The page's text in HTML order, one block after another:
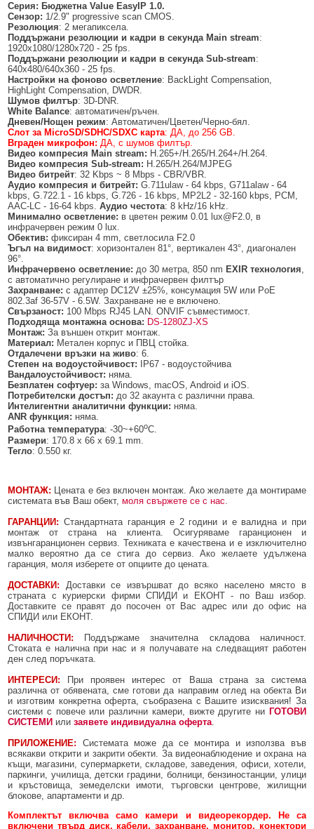
Серия: БюджетнаValue EasyIP1.0.
Сензор: 1/2.9" progressive scan CMOS.
Резолюция: 2 мегапиксела.
Поддържани резолюции и кадри в секунда Main stream:
1920x1080/1280x720 - 25 fps.
Поддържани резолюции и кадри в секундаSub-stream:
640x480/640x360 - 25 fps.
Настройки на фоново осветление: BackLight Compensation,
HighLight Compensation, DWDR.
Шумов филтър: 3D-DNR.
White Balance: автоматичен/ръчен.
Дневен/Нощен режим: Автоматичен/Цветен/Черно-бял.
Слот за MicroSD/SDHC/SDXC карта: ДА, до 256 GB.
Вграден микрофон: ДА, с шумов филтър.
Видео компресия Main stream: H.265+/H.265/H.264+/H.264.
Видео компресияSub-stream: H.265/H.264/MJPEG
Видео битрейт: 32 Kbps ~ 8 Mbps - CBR/VBR.
Аудио компресия и битрейт: G.711ulaw - 64 kbps, G711alaw - 64
kbps, G.722.1 - 16 kbps, G.726 - 16 kbps, MP2L2 - 32-160 kbps, PCM,
AAC-LC - 16-64 kbps.Аудио честота: 8 kHz/16 kHz.
Минимално осветление: в цветен режим 0.01 lux@F2.0, в
инфрачервен режим 0 lux.
Обектив: фиксиран 4 mm, светлосила F2.0
Ъгъл на видимост: хоризонтален 81°, вертикален 43°, диагонален
96°.
Инфрачервено осветление: до 30 метра, 850 nm EXIR технология,
с автоматично регулиране и инфрачервен филтър
Захранване: с адаптер DC12V ±25%, консумация 5W или PoE
802.3af 36-57V - 6.5W. Захранване не е включено.
Свързаност: 100 Mbps RJ45 LAN. ONVIF съвместимост.
Подходяща монтажна основа: DS-1280ZJ-XS
Монтаж: За външен открит монтаж.
Материал: Метален корпус и ПВЦ стойка.
Отдалечени връзки на живо: 6.
Степен на водоустойчивост: IP67 - водоустойчива
Вандалоустойчивост: няма.
Безплатен софтуер:за Windows, macOS, Android и iOS.
Потребителски достъп: до 32 акаунта с различни права.
Интелигентни аналитични функции: няма.
ANR функция: няма.
Работна температура: -30~+60оC.
Размери: 170.8 x 66 x 69.1 mm.
Тегло: 0.550 кг.
МОНТАЖ: Цената e без включен монтаж. Ако желаете да монтираме
системата във Ваш обект,моля свържете се с нас
ГАРАНЦИИ: Стандартната гаранция е 2 години и е валидна и при
монтаж от страна на клиента. Осигуряваме гаранционен и
извънгаранционен сервиз. Техниката е качествена и е изключително
малко вероятно да се стига до сервиз. Ако желаете удължена
гаранция, моля изберете от опциите до цената.
ДОСТАВКИ: Доставки се извършват до всяко населено място в
страната с куриерски фирми СПИДИ и ЕКОНТ - по Ваш избор.
Доставките се правят до посочен от Вас адрес или до офис на
СПИДИ или ЕКОНТ.
НАЛИЧНОСТИ: Поддържаме значителна складова наличност.
Стоката е налична при нас и я получавате на следващият работен
ден след поръчката.
ИНТЕРЕСИ: При проявен интерес от Ваша страна за система
различна от обявената, сме готови да направим оглед на обекта Ви
и изготвим конкретна оферта, съобразена с Вашите изисквания! За
системи с повече или различни камери, вижте другите ни ГОТОВИ
СИСТЕМИ илизаявете индивидуална оферта
ПРИЛОЖЕНИЕ: Системата може да се монтира и използва във
всякакви открити и закрити обекти. За видеонаблюдение и охрана на
къщи, магазини, супермаркети, складове, заведения, офиси, хотели,
паркинги, училища, детски градини, болници, бензиностанции, улици
и кръстовища, земеделски имоти, търговски центрове, жилищни
блокове, апартаменти и др.
Комплектът включва само камери и видеорекордер. Не са
включени твърд диск, кабели, захранване, монитор, конектори